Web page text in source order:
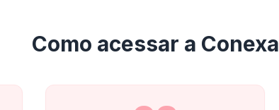
Como acessar a Conexa